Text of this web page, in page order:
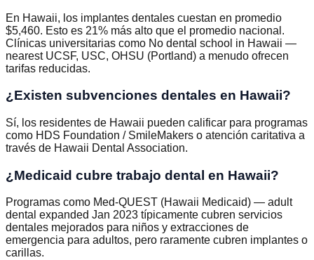
En Hawaii, los implantes dentales cuestan en promedio
$5,460. Esto es 21% más alto que el promedio nacional.
Clínicas universitarias como No dental school in Hawaii —
nearest UCSF, USC, OHSU (Portland) a menudo ofrecen
tarifas reducidas.
¿Existen subvenciones dentales en Hawaii?
Sí, los residentes de Hawaii pueden calificar para programas
como HDS Foundation / SmileMakers o atención caritativa a
través de Hawaii Dental Association.
¿Medicaid cubre trabajo dental en Hawaii?
Programas como Med-QUEST (Hawaii Medicaid) — adult
dental expanded Jan 2023 típicamente cubren servicios
dentales mejorados para niños y extracciones de
emergencia para adultos, pero raramente cubren implantes o
carillas.